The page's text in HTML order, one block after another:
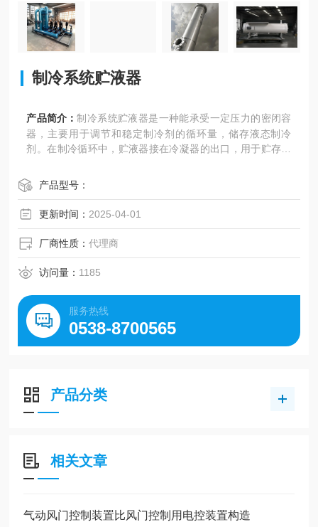
制冷系统贮液器
产品简介：制冷系统贮液器是一种能承受一定压力的密闭容
器，主要用于调节和稳定制冷剂的循环量，储存液态制冷
剂。在制冷循环中，贮液器接在冷凝器的出口，用于贮存由
剂，同时在系统中起到液封的作用。
产品型号：
更新时间： 2025-04-01
厂商性质：代理商
访问量： 1185
服务热线
0538-8700565
产品分类
相关文章
气动风门控制装置比风门控制用电控装置构造